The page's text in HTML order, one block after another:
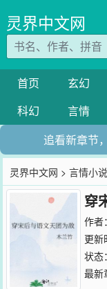
灵界中文网
首页 玄幻
科幻
言情
追看新章节
灵界中文网 >言情小说
穿
作者：
更新
状态
最新